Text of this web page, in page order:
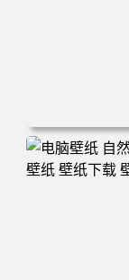
电脑壁纸 摄影
电脑桌面 高清壁